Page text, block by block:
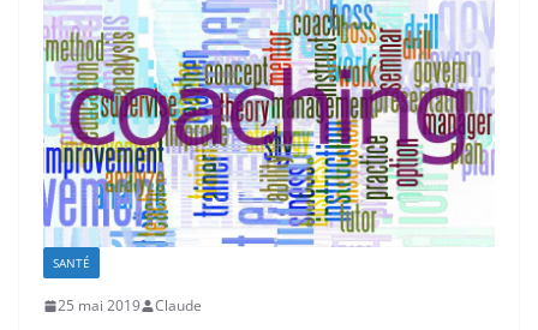
SANTÉ
25 mai 2019 Claude